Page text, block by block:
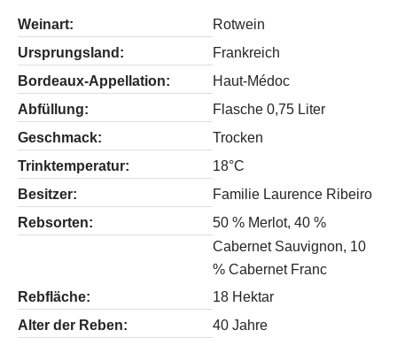
Weinart:
Rotwein
Ursprungsland:
Frankreich
Bordeaux-Appellation:
Haut-Médoc
Abfüllung:
Flasche 0,75 Liter
Geschmack:
Trocken
Trinktemperatur:
18°C
Besitzer:
Familie Laurence Ribeiro
Rebsorten:
50 % Merlot, 40 %
Cabernet Sauvignon, 10
% Cabernet Franc
Rebfläche:
18 Hektar
Alter der Reben:
40 Jahre